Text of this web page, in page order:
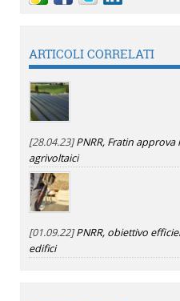
ARTICOLI CORRELATI
[28.04.23]PNRR, Fratin
agrivoltaici
[01.09.22]PNRR, obiettivo
edifici